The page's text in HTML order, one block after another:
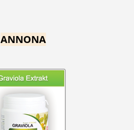
ANNONA